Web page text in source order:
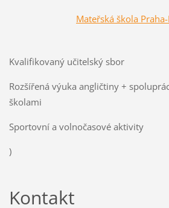
Mateřská škola
Kvalifikovaný učitelský sbor
Rozšířená výuka angličtiny +
školami
Sportovní a volnočasové aktivity
)
Kontakt